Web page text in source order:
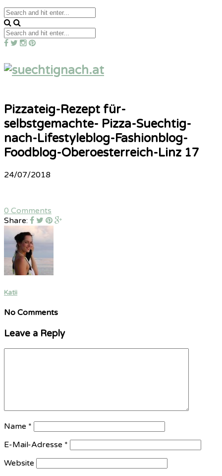
Pizzateig-Rezept für-
selbstgemachte- Pizza-Suechtig-
nach-Lifestyleblog-Fashionblog-
Foodblog-Oberoesterreich-Linz 17
24/07/2018
0 Comments
Share:
Katii
No Comments
Leave a Reply
Name *
E-Mail-Adresse *
Website